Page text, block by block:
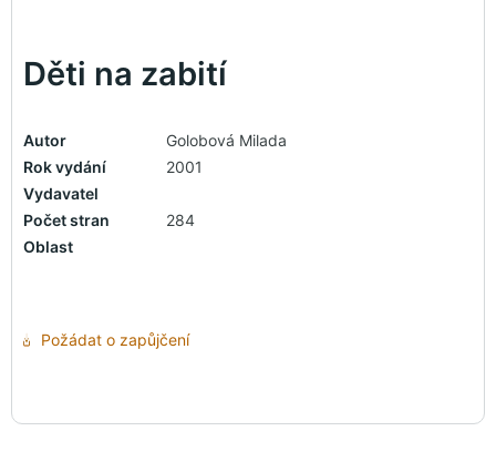
Děti na zabití
Autor
Golobová Milada
Rok vydání
2001
Vydavatel
Počet stran
284
Oblast
Požádat o zapůjčení